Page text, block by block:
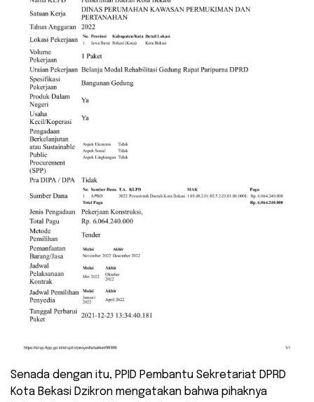
Senada dengan itu, PPID Pembantu Sekretariat DPRD
Kota Bekasi Dzikron mengatakan bahwa pihaknya